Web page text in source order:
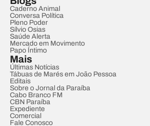
Caderno Animal
Conversa Política
Pleno Poder
Sílvio Osias
Saúde Alerta
Mercado em Movimento
Papo Íntimo
Mais
Últimas Notícias
Tábuas de Marés em João Pessoa
Editais
Sobre o Jornal da Paraíba
Cabo Branco FM
CBN Paraíba
Expediente
Comercial
Fale Conosco